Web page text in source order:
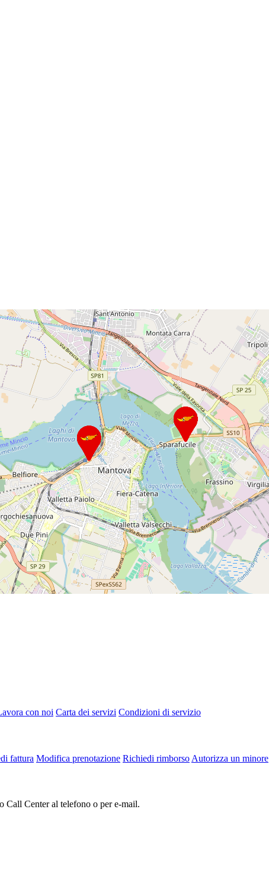
con noi Carta dei servizi Condizioni di servizio
fattura Modifica prenotazione Richiedi rimborso Autorizza un minore
Call Center al telefono o per e-mail.